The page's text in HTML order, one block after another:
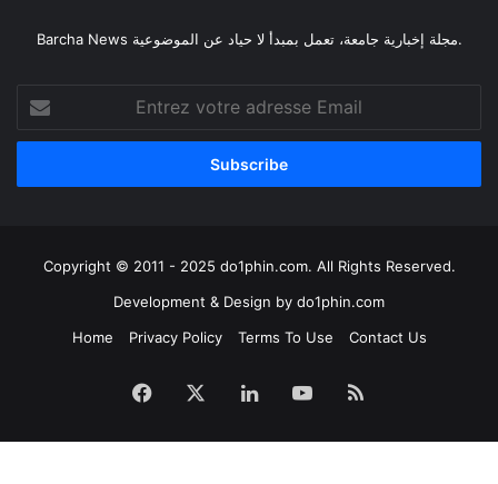
Barcha News مجلة إخبارية جامعة، تعمل بمبدأ لا حياد عن الموضوعية.
Entrez
votre
adresse
Copyright © 2011 - 2025 do1phin.com. All Rights Reserved.
Development & Design by do1phin.com
Home
Privacy Policy Terms To Use Contact Us
Facebook LinkedinYouTube